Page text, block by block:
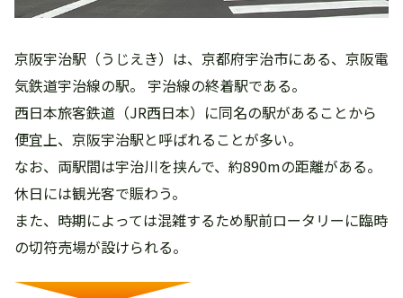
京阪宇治駅（うじえき）は、京都府宇治市にある、京阪電
気鉄道宇治線の駅。 宇治線の終着駅である。
西日本旅客鉄道（JR西日本）に同名の駅があることから
便宜上、京阪宇治駅と呼ばれることが多い。
なお、両駅間は宇治川を挟んで、約890mの距離がある。
休日には観光客で賑わう。
また、時期によっては混雑するため駅前ロータリーに臨時
の切符売場が設けられる。